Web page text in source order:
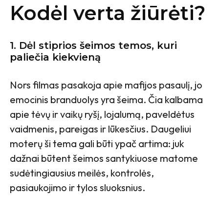
Kodėl verta žiūrėti?
1. Dėl stiprios šeimos temos, kuri
paliečia kiekvieną
Nors filmas pasakoja apie mafijos pasaulį, jo
emocinis branduolys yra šeima. Čia kalbama
apie tėvų ir vaikų ryšį, lojalumą, paveldėtus
vaidmenis, pareigas ir lūkesčius. Daugeliui
moterų ši tema gali būti ypač artima: juk
dažnai būtent šeimos santykiuose matome
sudėtingiausius meilės, kontrolės,
pasiaukojimo ir tylos sluoksnius.